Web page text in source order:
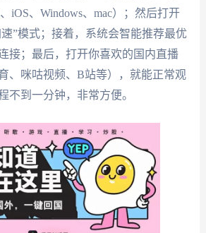
iOS、Windows、mac）；然后打开
”模式；接着，系统会智能推荐最优
接；最后，打开你喜欢的国内直播
、咪咕视频、B站等），就能正常观
不到一分钟，非常方便。